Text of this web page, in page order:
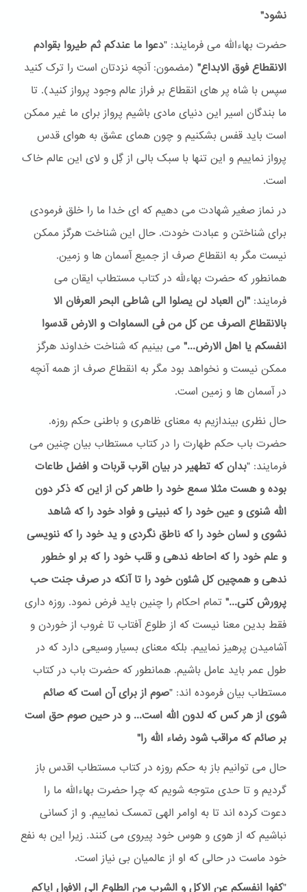
نشود"
حضرت بهاءالله می فرمایند: "دعوا ما عندکم ثم طیروا بقوادم
الانقطاع فوق الابداع" (مضمون: آنچه نزدتان است را ترک کنید
سپس با شاه پر های انقطاع بر فراز عالم وجود پرواز کنید). تا
ما بندگان اسیر این دنیای مادی باشیم پرواز برای ما غیر ممکن
است باید قفس بشکنیم و چون همای عشق به هوای قدس
پرواز نماییم و این تنها با سبک بالی از گِل و لای این عالم خاک
است.
در نماز صغیر شهادت می دهیم که ای خدا ما را خلق فرمودی
برای شناختن و عبادت خودت. حال این شناخت هرگز ممکن
نیست مگر به انقطاع صرف از جمیع آسمان ها و زمین.
همانطور که حضرت بهاءلله در کتاب مستطاب ایقان می
فرمایند: "ان العباد لن یصلوا الی شاطی البحر العرفان الا
بالانقطاع الصرف عن کل من فی السماوات و الارض قدسوا
انفسکم یا اهل الارض..." می بینیم که شناخت خداوند هرگز
ممکن نیست و نخواهد بود مگر به انقطاع صرف از همه آنچه
در آسمان ها و زمین است.
حال نظری بیندازیم به معنای ظاهری و باطنی حکم روزه.
حضرت باب حکم طهارت را در کتاب مستطاب بیان چنین می
فرمایند: "بدان که تطهیر در بیان اقرب قربات و افضل طاعات
بوده و هست مثلا سمع خود را طاهر کن از این که ذکر دون
الله شنوی و عین خود را که نبینی و فواد خود را که شاهد
نشوی و لسان خود را که ناطق نگردی و ید خود را که ننویسی
و علم خود را که احاطه ندهی و قلب خود را که بر او خطور
ندهی و همچین کل شئون خود را تا آنکه در صرف جنت حب
پرورش کنی..." تمام احکام را چنین باید فرض نمود. روزه داری
فقط بدین معنا نیست که از طلوع آفتاب تا غروب از خوردن و
آشامیدن پرهیز نماییم. بلکه معنای بسیار وسیعی دارد که در
طول عمر باید عامل باشیم. همانطور که حضرت باب در کتاب
مستطاب بیان فرموده اند: "صوم از برای آن است که صائم
شوی از هر کس که لدون الله است... و در حین صوم حق است
بر صائم که مراقب شود رضاء الله را"
حال می توانیم باز به حکم روزه در کتاب مستطاب اقدس باز
گردیم و تا حدی متوجه شویم که چرا حضرت بهاءالله ما را
دعوت کرده اند تا به اوامر الهی تمسک نماییم. و از کسانی
نباشیم که از هوی و هوس خود پیروی می کنند. زیرا این به نفع
خود ماست در حالی که او از عالمیان بی نیاز است.
"کفوا انفسکم عن الاکل و الشرب من الطلوع الی الافول ایاکم